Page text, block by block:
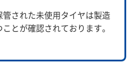
された未使用タイヤは製造
とが確認されております。